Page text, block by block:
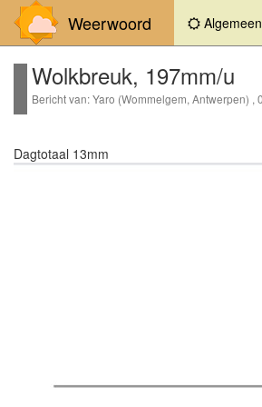
Weerwoord Algemeen
Wolkbreuk, 197mm/u
Bericht van: Yaro (Wommelgem, Antwerpen) ,
Dagtotaal 13mm